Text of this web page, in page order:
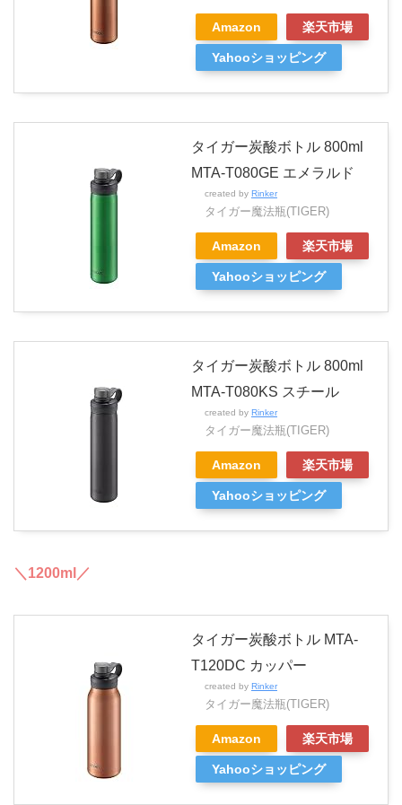
Amazon 楽天市場
Yahooショッピング
タイガー炭酸ボトル 800ml
MTA-T080GE エメラルド
created by Rinker
タイガー魔法瓶(TIGER)
Amazon 楽天市場
Yahooショッピング
タイガー炭酸ボトル 800ml
MTA-T080KS スチール
created by Rinker
タイガー魔法瓶(TIGER)
Amazon 楽天市場
Yahooショッピング
＼1200ml／
タイガー炭酸ボトル MTA-
T120DC カッパー
created by Rinker
タイガー魔法瓶(TIGER)
Amazon 楽天市場
Yahooショッピング